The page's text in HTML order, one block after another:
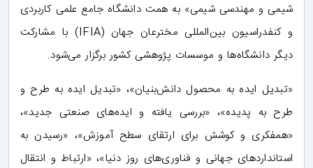
شیمی و مهندسی شیمی» به همت دانشگاه جامع علمی کاربردی
و کنفدراسیون بین‌المللی مخترعان جهان (IFIA) با مشارکت
دیگر دانشگاه‌ها و موسسات پژوهشی کشور برگزار می‌شود.
«تبدیل ایده به محصول دانش‌بنیان»، «تبدیل ایده به طرح و
طرح به پدیده»، «بررسی یافته و ایده‌های صنعتی جدید»،
«همفکری و کوشش برای ارتقای سطح آموزش»، «رسیدن به
استانداردهای جهانی و فناوری‌های روز دنیا»، «ارتباط و انتقال